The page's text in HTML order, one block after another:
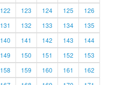
122 123 124 125
126
131 132 133 134
135
140 141 142 143
144
149 150 151 152
153
158 159 160 161
162